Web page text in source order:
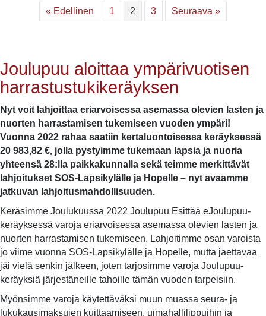
« Edellinen 1 2 3 Seuraava »
Joulupuu aloittaa ympärivuotisen
harrastustukikeräyksen
Nyt voit lahjoittaa eriarvoisessa asemassa olevien lasten ja
nuorten harrastamisen tukemiseen vuoden ympäri!
Vuonna 2022 rahaa saatiin kertaluontoisessa keräyksessä
20 983,82 €, jolla pystyimme tukemaan lapsia ja nuoria
yhteensä 28:lla paikkakunnalla sekä teimme merkittävät
lahjoitukset SOS-Lapsikylälle ja Hopelle – nyt avaamme
jatkuvan lahjoitusmahdollisuuden.
Keräsimme Joulukuussa 2022 Joulupuu Esittää eJoulupuu-
keräyksessä varoja eriarvoisessa asemassa olevien lasten ja
nuorten harrastamisen tukemiseen. Lahjoitimme osan varoista
jo viime vuonna SOS-Lapsikylälle ja Hopelle, mutta jaettavaa
jäi vielä senkin jälkeen, joten tarjosimme varoja Joulupuu-
keräyksiä järjestäneille tahoille tämän vuoden tarpeisiin.
Myönsimme varoja käytettäväksi muun muassa seura- ja
lukukausimaksujen kuittaamiseen, uimahallilippuihin ja